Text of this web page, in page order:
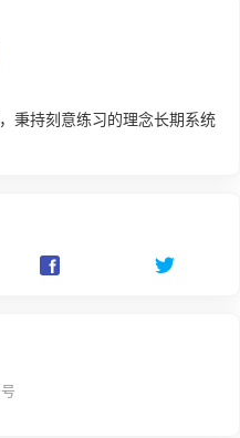
秉持刻意练习的理念长期系统